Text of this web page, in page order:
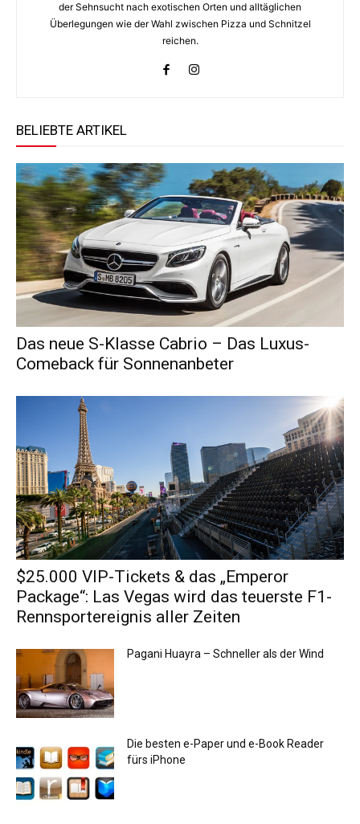
der Sehnsucht nach exotischen Orten und alltäglichen
Überlegungen wie der Wahl zwischen Pizza und Schnitzel
reichen.
BELIEBTE ARTIKEL
Das neue S-Klasse Cabrio – Das Luxus-
Comeback für Sonnenanbeter
$25.000 VIP-Tickets & das „Emperor
Package“: Las Vegas wird das teuerste F1-
Rennsportereignis aller Zeiten
Pagani Huayra – Schneller als der Wind
Die besten e-Paper und e-Book Reader
fürs iPhone